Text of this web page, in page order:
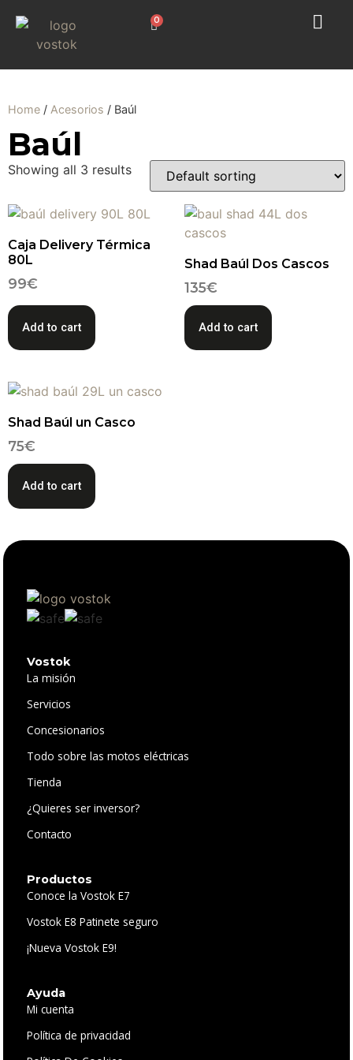
0
Home / Acesorios / Baúl
Baúl
Showing all 3 results
Caja Delivery Térmica
80L
99€
Add to cart
Shad Baúl Dos Cascos
135€
Add to cart
Shad Baúl un Casco
75€
Add to cart
Vostok
La misión
Servicios
Concesionarios
Todo sobre las motos eléctricas
Tienda
¿Quieres ser inversor?
Contacto
Productos
Conoce la Vostok E7
Vostok E8 Patinete seguro
¡Nueva Vostok E9!
Ayuda
Mi cuenta
Política de privacidad